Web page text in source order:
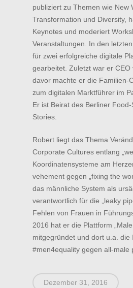
publiziert zu Themen wie New
Transformation und Diversity,
Keynotes und moderiert
Veranstaltungen. In den
für zwei erfolgreiche digitale
gearbeitet. Zuletzt war er CEO
davor machte er die Familien-
zum digitalen Marktführer im
Er ist Beirat des Berliner
Stories.
Robert liegt das Thema
Corporate Cultures entlang
Koordinatensysteme am
vehement gegen „fixing the
das männliche System als
verantwortlich für die „leaky
Fehlen von Frauen in
2016 hat er die Plattform
mitgegründet und dort u.a. die
#men4equality gegen all-male
Dezember 31, 2016